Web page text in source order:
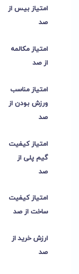
امتیاز بیس از
صد
امتیاز مکالمه
از صد
امتیاز مناسب
ورزش بودن از
صد
امتیاز کیفیت
گیم پلی از
صد
امتیاز کیفیت
ساخت از صد
ارزش خرید از
صد